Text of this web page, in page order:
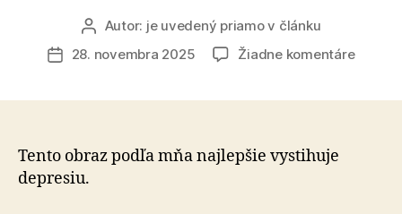
AutorAutor: je uvedený priamo v článku
Dátum
28. novembra 2025 Žiadne komentárena
Tento obraz podľa mňa najlepšie vystihuje
depresiu.